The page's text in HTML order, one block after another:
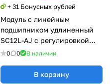
+ 31 Бонусных рублей
Модуль с линейным
подшипником удлиненный
SC12L-AJ с регулировкой
натяга
0 0 В наличии
В корзину